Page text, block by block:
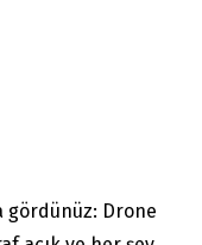
gördünüz: Drone